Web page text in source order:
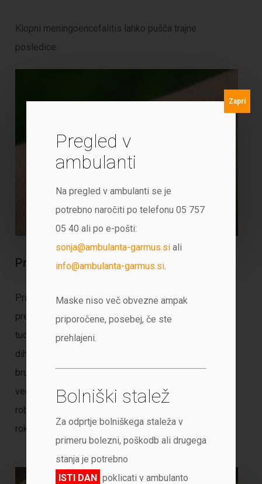
Klopni meningoencefalitis lahko pušča trajne
posledice.
Priporočila glede preprečevanja okužb
Priporočila, ki so bila objavljena v javnosti za
preprečevanje okužbe z virusom nove gripe veljajo
tudi pri preprečevanju drugih okužb – tako okužb
dihalnega sistema kot tudi okužb, ki potekajo z drisko,
bruhanjem… Zato ne spreminjajte svojih navad in si še
vedno umivajte roke, če ste prehlajeni, uporabljajte
robčke za enkratno uporabo, kašljajte v komolec ali v
roke, ki si jih potem razkužite.
Pregled v
ambulanti
Na pregled v ambulanti se je
potrebno naročiti po telefonu 05 757
05 40 ali po e-pošti:
sonja@ambulanta-garmus.siali
info@ambulanta-garmus.si.
Maske niso več obvezne ampak
priporočene, posebej, če ste
prehlajeni.
Bolniški stalež
Za odprtje bolniškega staleža v
primeru bolezni, poškodb ali drugega
stanja je potrebno
ISTI DAN poklicati v ambulanto
Zapri